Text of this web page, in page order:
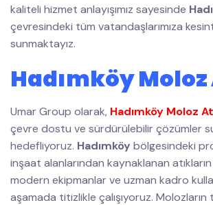
kaliteli hizmet anlayışımız sayesinde
çevresindeki tüm vatandaşlarımıza
sunmaktayız.
Hadımköy Moloz
Umar Group olarak, Hadımköy Moloz
çevre dostu ve sürdürülebilir çözümler
hedefliyoruz. Hadımköy bölgesindeki
inşaat alanlarından kaynaklanan
modern ekipmanlar ve uzman kadro
aşamada titizlikle çalışıyoruz. Molozların